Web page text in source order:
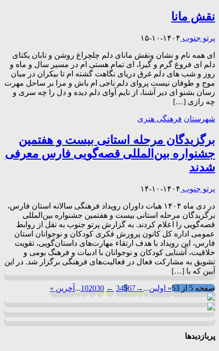
نقش مانا
پرتو جنوب ۱۴۰۴-۱۰-۱۵
ای همه نام و نشان و‌نقش مانای دلم چلچراغ روشن و تابان یکتای
دلم ای فروغ گرم و گیرا، ای تمام هستی ام در مسیر سال و ماه و
روز و شب های دلم غرق دریای نگاهت گشته ام تا بیکران در میان
موج و طوفان نیست پروای دلم ناجی ام باش و مرا بر ساحل مهرت
رسان بشنو ای دیر آشنا، از نایم آوای دلم دیده و دل را چه سری و
چه رازی […]
شهرستان فرهنگی هنری
برگزیدگان مرحله استانی بیست‌ و هفتمین
جشنواره بین‌المللی قصه‌گویی فارس معرفی
شدند
پرتو جنوب ۱۴۰۴-۱۰-۱۴
در دی ماه ۱۴۰۴ هیات داوران رویداد فرهنگی سالانه استان فارس،
برگزیدگان مرحله استانی بیست‌ و هفتمین جشنواره بین‌المللی
قصه‌گویی را اعلام کردند. به گزارش پرتو جنوب به نقل از روابط
عمومی اداره کل کانون پرورش فکری کودکان و نوجوانان استان
فارس، این رویداد با هدف ارتقاء مهارت‌های داستان‌گویی، تقویت
خلاقیت، آشنایی کودکان و نوجوانان با ادبیات و فرهنگ بومی و
تشویق به مشارکت فعال در فعالیت‌های فرهنگی برگزار شد. در این
آیین که با […]
صفحه 5 از 53 « اولین...
→
34567
←
102030
... آخرین »
پربازدیدها